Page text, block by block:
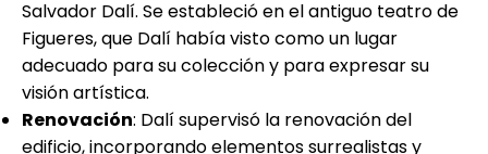
Salvador Dalí. Se estableció en el antiguo teatro de
Figueres, que Dalí había visto como un lugar
adecuado para su colección y para expresar su
visión artística.
Renovación: Dalí supervisó la renovación del
edificio, incorporando elementos surrealistas y